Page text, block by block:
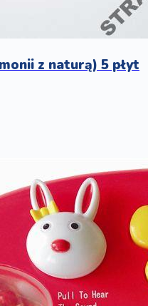
z naturą) 5 płyt